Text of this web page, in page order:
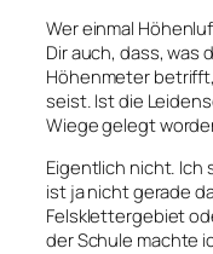
Wer einmal
Dir auch, dass, was
Höhenmeter
seist. Ist die
Wiege gelegt
Eigentlich nicht. Ich
ist ja nicht gerade
Felsklettergebiet
der Schule machte